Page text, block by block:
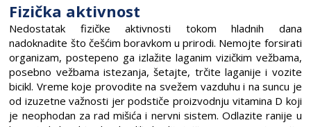
Fizička aktivnost
Nedostatak fizičke aktivnosti tokom hladnih dana
nadoknadite što češćim boravkom u prirodi. Nemojte forsirati
organizam, postepeno ga izlažite laganim vizičkim vežbama,
posebno vežbama istezanja, šetajte, trčite laganije i vozite
bicikl. Vreme koje provodite na svežem vazduhu i na suncu je
od izuzetne važnosti jer podstiče proizvodnju vitamina D koji
je neophodan za rad mišića i nervni sistem. Odlazite ranije u